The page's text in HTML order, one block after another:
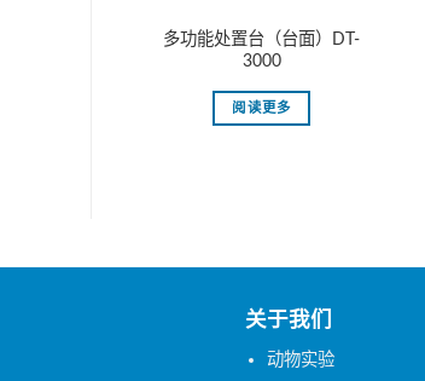
多功能处置台（台面）DT-
3000
阅读更多
关于我们
动物实验